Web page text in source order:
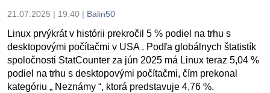
21.07.2025 | 19:40 | Balin50
Linux prvýkrát v histórii prekročil 5 % podiel na trhu s
desktopovými počítačmi v USA . Podľa globálnych štatistík
spoločnosti StatCounter za jún 2025 má Linux teraz 5,04 %
podiel na trhu s desktopovými počítačmi, čím prekonal
kategóriu „ Neznámy “, ktorá predstavuje 4,76 %.